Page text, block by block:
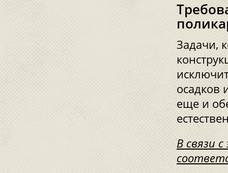
Задачи,
осадков
еще и
В связи